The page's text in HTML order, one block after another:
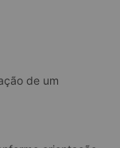
de um